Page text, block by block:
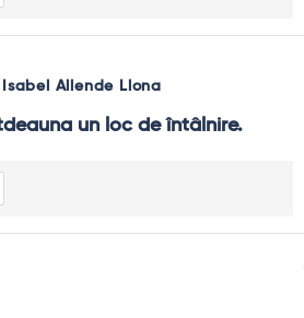
Isabel Allende Llona
un loc de întâlnire.